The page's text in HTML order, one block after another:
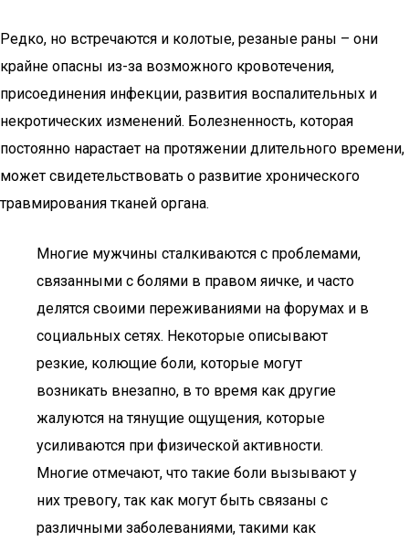
Редко, но встречаются и колотые, резаные раны – они
крайне опасны из-за возможного кровотечения,
присоединения инфекции, развития воспалительных и
некротических изменений. Болезненность, которая
постоянно нарастает на протяжении длительного времени,
может свидетельствовать о развитие хронического
травмирования тканей органа.
Многие мужчины сталкиваются с проблемами,
связанными с болями в правом яичке, и часто
делятся своими переживаниями на форумах и в
социальных сетях. Некоторые описывают
резкие, колющие боли, которые могут
возникать внезапно, в то время как другие
жалуются на тянущие ощущения, которые
усиливаются при физической активности.
Многие отмечают, что такие боли вызывают у
них тревогу, так как могут быть связаны с
различными заболеваниями, такими как